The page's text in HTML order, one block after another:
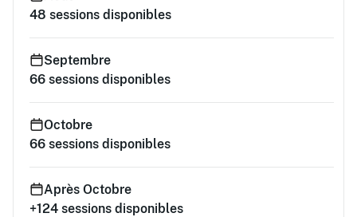
48 sessions disponibles
Septembre
66 sessions disponibles
Octobre
66 sessions disponibles
Après Octobre
+124 sessions disponibles